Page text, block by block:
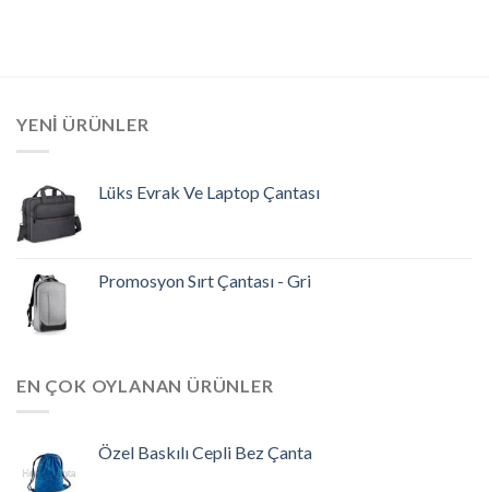
YENI ÜRÜNLER
Lüks Evrak Ve Laptop Çantası
Promosyon Sırt Çantası - Gri
EN ÇOK OYLANAN ÜRÜNLER
Özel Baskılı Cepli Bez Çanta